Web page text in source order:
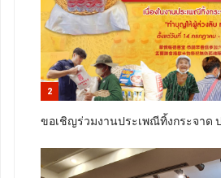
2
ขอเชิญร่วมงานประเพณีทิ้งกระจาด